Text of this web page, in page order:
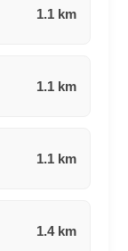
1.1 km
1.1 km
1.1 km
1.4 km